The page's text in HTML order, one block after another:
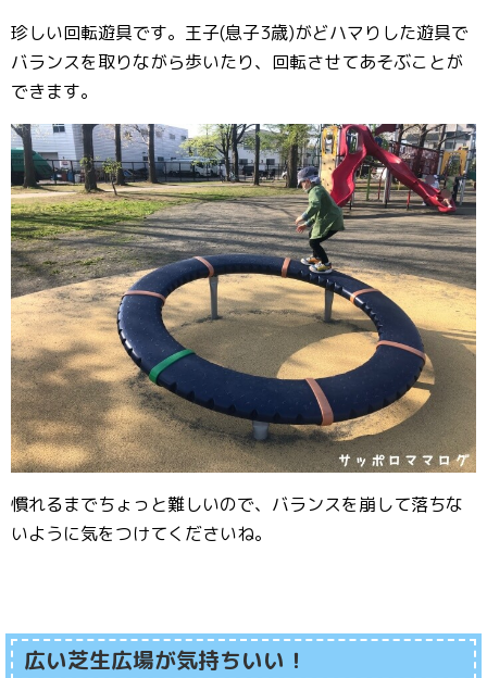
珍しい回転遊具です。王子(息子3歳)がどハマりした遊具で
バランスを取りながら歩いたり、回転させてあそぶことが
できます。
慣れるまでちょっと難しいので、バランスを崩して落ちな
いように気をつけてくださいね。
広い芝生広場が気持ちいい！